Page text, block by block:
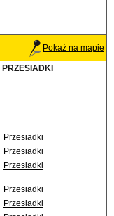
Pokaż na mapie
PRZESIADKI
Przesiadki
Przesiadki
Przesiadki
Przesiadki
Przesiadki